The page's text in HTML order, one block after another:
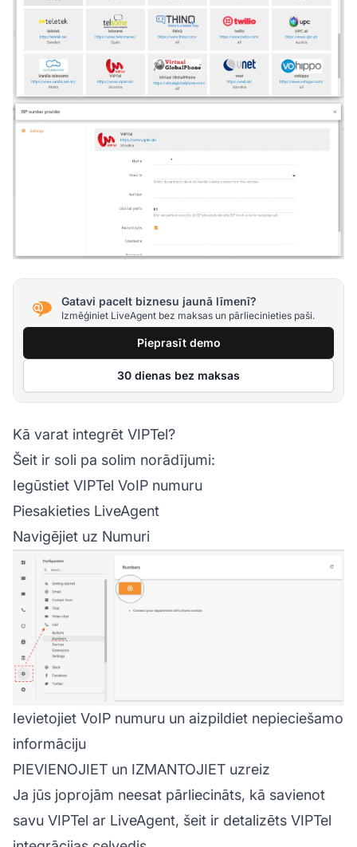
Gatavi pacelt biznesu jaunā līmenī?
Izmēģiniet LiveAgent bez maksas un pārliecinieties paši.
Pieprasīt demo
30 dienas bez maksas
Kā varat integrēt VIPTel?
Šeit ir soli pa solim norādījumi:
Iegūstiet VIPTel VoIP numuru
Piesakieties LiveAgent
Navigējiet uz Numuri
Ievietojiet VoIP numuru un aizpildiet nepieciešamo
informāciju
PIEVIENOJIET un IZMANTOJIET uzreiz
Ja jūs joprojām neesat pārliecināts, kā savienot
savu VIPTel ar LiveAgent, šeit ir detalizēts VIPTel